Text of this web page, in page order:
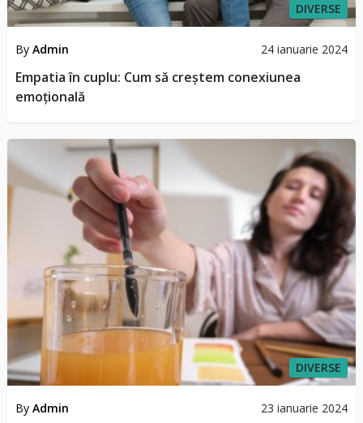
DIVERSE
By Admin 24 ianuarie 2024
Empatia în cuplu: Cum să creștem conexiunea
emoțională
DIVERSE
By Admin 23 ianuarie 2024